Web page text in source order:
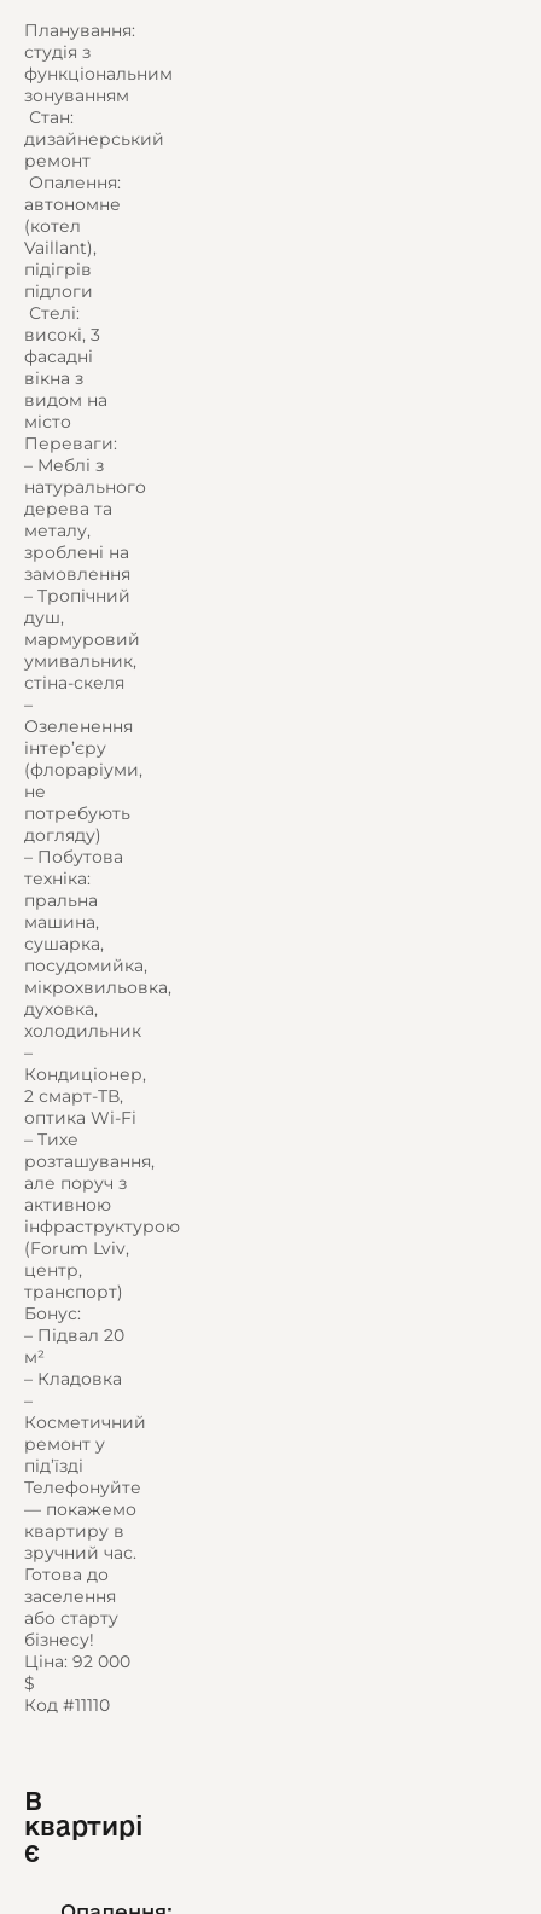
Планування:
студія з
функціональним
зонуванням
️ Стан:
дизайнерський
ремонт
️ Опалення:
автономне
(котел
Vaillant),
підігрів
підлоги
️ Стелі:
високі, 3
фасадні
вікна з
видом на
місто
Переваги:
– Меблі з
натурального
дерева та
металу,
зроблені на
замовлення
– Тропічний
душ,
мармуровий
умивальник,
стіна-скеля
–
Озеленення
інтер’єру
(флораріуми,
не
потребують
догляду)
– Побутова
техніка:
пральна
машина,
сушарка,
посудомийка,
мікрохвильовка,
духовка,
холодильник
–
Кондиціонер,
2 смарт-ТВ,
оптика Wi-Fi
– Тихе
розташування,
але поруч з
активною
інфраструктурою
(Forum Lviv,
центр,
транспорт)
Бонус:
– Підвал 20
м²
– Кладовка
–
Косметичний
ремонт у
під’їзді
Телефонуйте
— покажемо
квартиру в
зручний час.
Готова до
заселення
або старту
бізнесу!
Ціна: 92 000
$
Код #11110
В
квартирі
є